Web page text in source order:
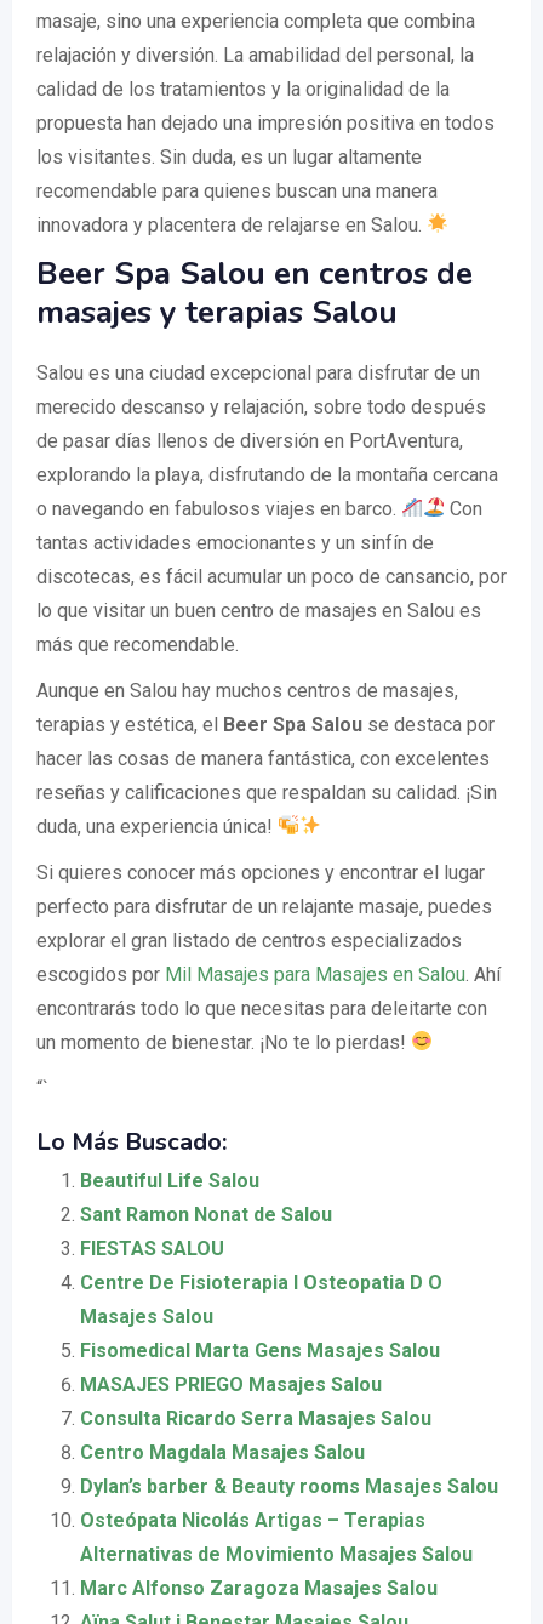
masaje, sino una experiencia completa que combina
relajación y diversión. La amabilidad del personal, la
calidad de los tratamientos y la originalidad de la
propuesta han dejado una impresión positiva en todos
los visitantes. Sin duda, es un lugar altamente
recomendable para quienes buscan una manera
innovadora y placentera de relajarse en Salou.
Beer Spa Salou en centros de
masajes y terapias Salou
Salou es una ciudad excepcional para disfrutar de un
merecido descanso y relajación, sobre todo después
de pasar días llenos de diversión en PortAventura,
explorando la playa, disfrutando de la montaña cercana
o navegando en fabulosos viajes en barco.
Con
tantas actividades emocionantes y un sinfín de
discotecas, es fácil acumular un poco de cansancio, por
lo que visitar un buen centro de masajes en Salou es
más que recomendable.
Aunque en Salou hay muchos centros de masajes,
terapias y estética, el Beer Spa Salou se destaca por
hacer las cosas de manera fantástica, con excelentes
reseñas y calificaciones que respaldan su calidad. ¡Sin
duda, una experiencia única!
Si quieres conocer más opciones y encontrar el lugar
perfecto para disfrutar de un relajante masaje, puedes
explorar el gran listado de centros especializados
escogidos por Mil Masajes para Masajes en Salou. Ahí
encontrarás todo lo que necesitas para deleitarte con
un momento de bienestar. ¡No te lo pierdas!
“`
Lo Más Buscado:
Beautiful Life Salou
Sant Ramon Nonat de Salou
FIESTAS SALOU
Centre De Fisioterapia I Osteopatia D O
Masajes Salou
Fisomedical Marta Gens Masajes Salou
MASAJES PRIEGO Masajes Salou
Consulta Ricardo Serra Masajes Salou
Centro Magdala Masajes Salou
Dylan’s barber & Beauty rooms Masajes Salou
Osteópata Nicolás Artigas – Terapias
Alternativas de Movimiento Masajes Salou
Marc Alfonso Zaragoza Masajes Salou